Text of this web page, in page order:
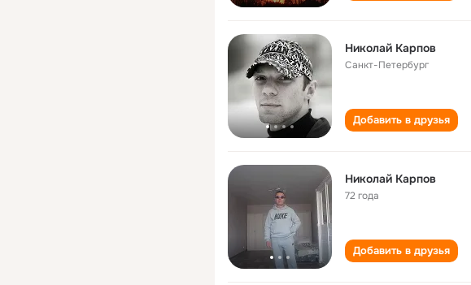
Николай Карпов
Санкт-Петербург
Добавить в друзья
Николай Карпов
72 года
Добавить в друзья